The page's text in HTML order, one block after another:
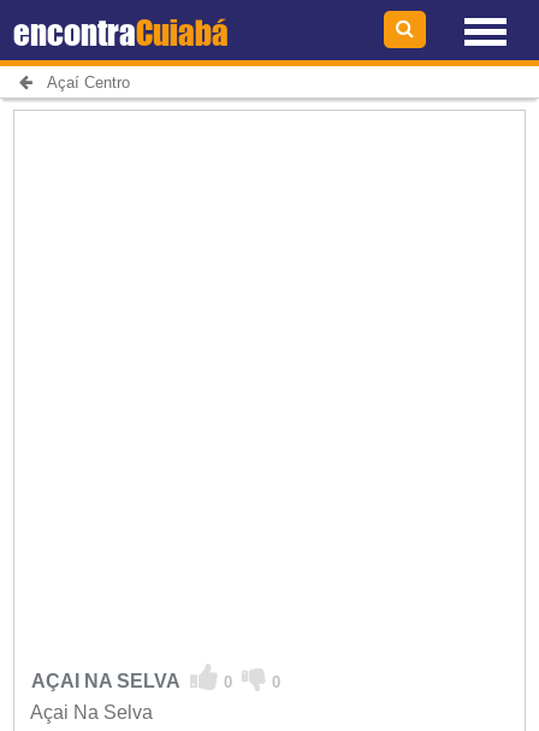
encontraCuiabá
Açaí Centro
AÇAI NA SELVA 0 0
Açai Na Selva